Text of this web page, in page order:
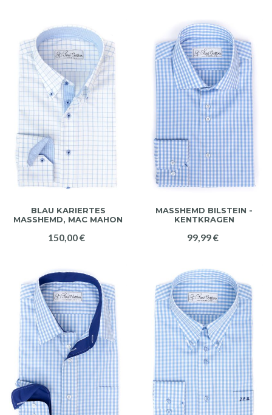
BLAU KARIERTES
MASSHEMD, MAC MAHON
150,00 €
MASSHEMD BILSTEIN -
KENTKRAGEN
99,99 €